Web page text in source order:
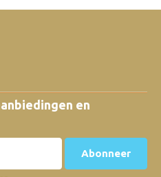
en
Abonneer